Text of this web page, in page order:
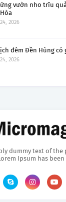
vườn nho trĩu
2026
đêm Đền Hùng có
2026
dummy text of
Ipsum has